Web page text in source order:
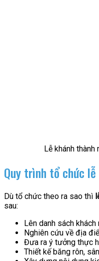
Lễ khánh thành
Quy trình tổ chức
Dù tổ chức theo ra sao thì
sau:
Lên danh sách khách
Nghiên cứu về địa
Đưa ra ý tưởng thực
Thiết kế băng rôn,